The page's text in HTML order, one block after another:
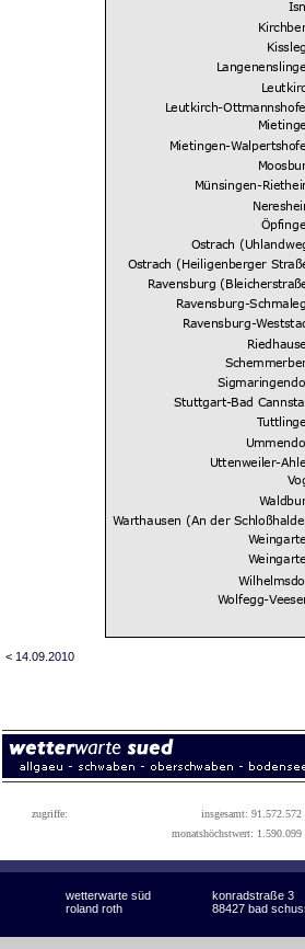
< 14.09.2010
zugriffe: insgesamt: 91.572.572
monatshöchstwert: 1.590.099
wetterwarte süd konradstraße 3
roland roth 88427 bad